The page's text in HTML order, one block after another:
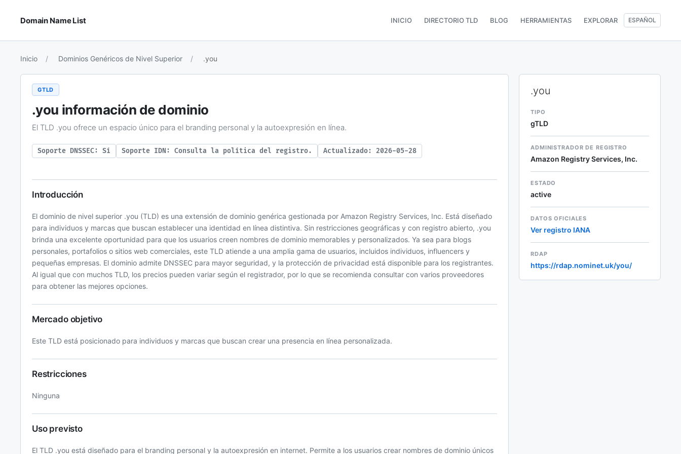
Domain Name List INICIO DIRECTORIO TLD BLOG HERRAMIENTAS EXPLORAR ESPAÑOL
Inicio Dominios Genéricos de Nivel Superior .you
GTLD
.you información de dominio
El TLD .you ofrece un espacio único para el branding personal y la autoexpresión en línea.
Soporte DNSSEC: Sí Soporte IDN: Consulta la política del registro. Actualizado: 2026-05-28
Introducción
El dominio de nivel superior .you (TLD) es una extensión de dominio genérica gestionada por Amazon Registry Services, Inc. Está diseñado
para individuos y marcas que buscan establecer una identidad en línea distintiva. Sin restricciones geográficas y con registro abierto, .you
brinda una excelente oportunidad para que los usuarios creen nombres de dominio memorables y personalizados. Ya sea para blogs
personales, portafolios o sitios web comerciales, este TLD atiende a una amplia gama de usuarios, incluidos individuos, influencers y
pequeñas empresas. El dominio admite DNSSEC para mayor seguridad, y la protección de privacidad está disponible para los registrantes.
Al igual que con muchos TLD, los precios pueden variar según el registrador, por lo que se recomienda consultar con varios proveedores
para obtener las mejores opciones.
Mercado objetivo
Este TLD está posicionado para individuos y marcas que buscan crear una presencia en línea personalizada.
Restricciones
Ninguna
Uso previsto
El TLD .you está diseñado para el branding personal y la autoexpresión en internet. Permite a los usuarios crear nombres de dominio únicos
.you
TIPO
gTLD
ADMINISTRADOR DE REGISTRO
Amazon Registry Services, Inc.
ESTADO
active
DATOS OFICIALES
Ver registro IANA
RDAP
https://rdap.nominet.uk/you/